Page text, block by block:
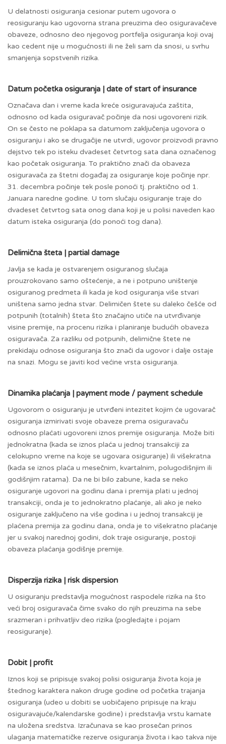
U delatnosti osiguranja cesionar putem ugovora o
reosiguranju kao ugovorna strana preuzima deo osiguravačeve
obaveze, odnosno deo njegovog portfelja osiguranja koji ovaj
kao cedent nije u mogućnosti ili ne želi sam da snosi, u svrhu
smanjenja sopstvenih rizika.
Datum početka osiguranja | date of start of insurance
Označava dan i vreme kada kreće osiguravajuća zaštita,
odnosno od kada osiguravač počinje da nosi ugovoreni rizik.
On se često ne poklapa sa datumom zaključenja ugovora o
osiguranju i ako se drugačije ne utvrdi, ugovor proizvodi pravno
dejstvo tek po isteku dvadeset četvrtog sata dana označenog
kao početak osiguranja. To praktično znači da obaveza
osiguravača za štetni događaj za osiguranje koje počinje npr.
31. decembra počinje tek posle ponoći tj. praktično od 1.
Januara naredne godine. U tom slučaju osiguranje traje do
dvadeset četvrtog sata onog dana koji je u polisi naveden kao
datum isteka osiguranja (do ponoći tog dana).
Delimična šteta | partial damage
Javlja se kada je ostvarenjem osiguranog slučaja
prouzrokovano samo oštećenje, a ne i potpuno uništenje
osiguranog predmeta ili kada je kod osiguranja više stvari
uništena samo jedna stvar. Delimičen štete su daleko češće od
potpunih (totalnih) šteta što značajno utiče na utvrđivanje
visine premije, na procenu rizika i planiranje budućih obaveza
osiguravača. Za razliku od potpunih, delimične štete ne
prekidaju odnose osiguranja što znači da ugovor i dalje ostaje
na snazi. Mogu se javiti kod većine vrsta osiguranja.
Dinamika plaćanja | payment mode / payment schedule
Ugovorom o osiguranju je utvrđeni intezitet kojim će ugovarač
osiguranja izmirivati svoje obaveze prema osiguravaču
odnosno plaćati ugovoreni iznos premije osiguranja. Može biti
jednokratna (kada se iznos plaća u jednoj transakciji za
celokupno vreme na koje se ugovara osiguranje) ili višekratna
(kada se iznos plaća u mesečnim, kvartalnim, polugodišnjim ili
godišnjim ratama). Da ne bi bilo zabune, kada se neko
osiguranje ugovori na godinu dana i premija plati u jednoj
transakciji, onda je to jednokratno plaćanje, ali ako je neko
osiguranje zaključeno na više godina i u jednoj transakciji je
plaćena premija za godinu dana, onda je to višekratno plaćanje
jer u svakoj narednoj godini, dok traje osiguranje, postoji
obaveza plaćanja godišnje premije.
Disperzija rizika | risk dispersion
U osiguranju predstavlja mogućnost raspodele rizika na što
veći broj osiguravača čime svako do njih preuzima na sebe
srazmeran i prihvatljiv deo rizika (pogledajte i pojam
reosiguranje).
Dobit | profit
Iznos koji se pripisuje svakoj polisi osiguranja života koja je
štednog karaktera nakon druge godine od početka trajanja
osiguranja (udeo u dobiti se uobičajeno pripisuje na kraju
osiguravajuće/kalendarske godine) i predstavlja vrstu kamate
na uložena sredstva. Izračunava se kao prosečan prinos
ulaganja matematičke rezerve osiguranja života i kao takva nije